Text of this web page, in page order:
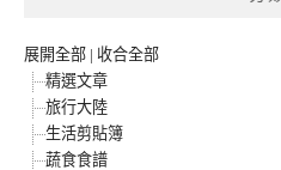
展開全部 | 收合全部
精選文章
旅行大陸
生活剪貼簿
蔬食食譜